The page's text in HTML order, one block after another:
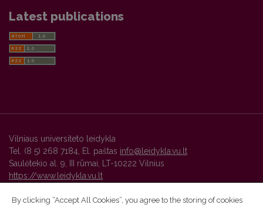
Latest publications
Vilniaus universiteto leidykla
Tel. (8 5) 268 7184, El. paštas info@leidykla.vu.lt
Saulėtekio al. 9, III rūmai, LT-10222 Vilnius
https://www.leidykla.vu.lt
By clicking “Accept All Cookies”, you agree to the storing of cookies